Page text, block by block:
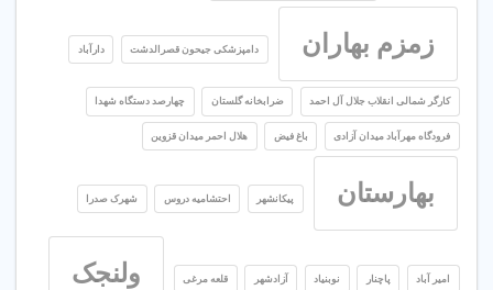
زمزم بهاران دامپزشکی جیحون قصرالدشت دارآباد
کارگر شمالی انقلاب جلال آل احمد ضرابخانه گلستان چهارصد دستگاه شهدا
فرودگاه مهرآباد میدان آزادی باغ فیض هلال احمر میدان قزوین
بهارستان پیکانشهر احتشامیه دروس شهرک صدرا
امیر آباد پاچنار نوبنیاد آزادشهر قلعه مرغی ولنجک